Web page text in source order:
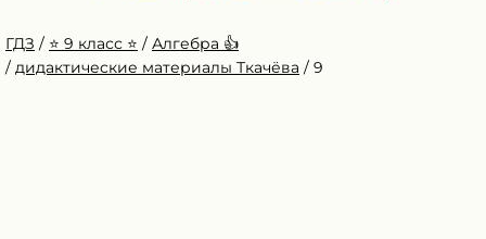
ГДЗ / ⭐️ 9 класс ⭐️ / Алгебра 👍
/ дидактические материалы Ткачёва / 9